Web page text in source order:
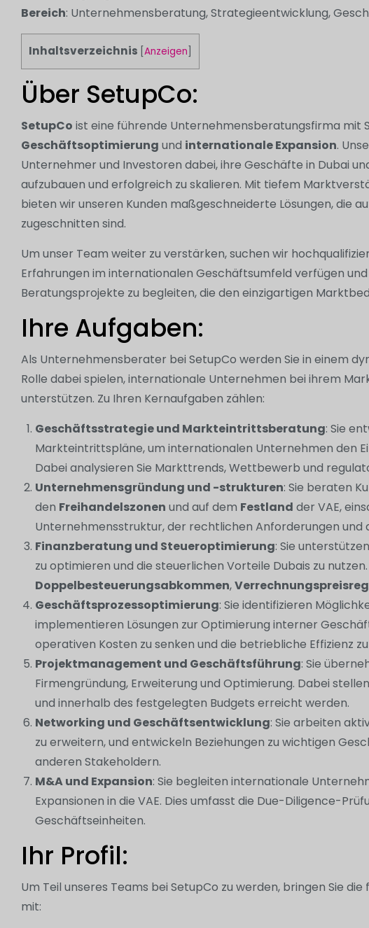
Bereich: Unternehmensberatung, Strategieentwicklung,
Inhaltsverzeichnis Anzeigen
Über SetupCo:
SetupCo ist eine führende Unternehmensberatungsfirma mit
Geschäftsoptimierung und internationale Expansion.
Unternehmer und Investoren dabei, ihre Geschäfte in Dubai
aufzubauen und erfolgreich zu skalieren. Mit tiefem
bieten wir unseren Kunden maßgeschneiderte Lösungen, die
zugeschnitten sind.
Um unser Team weiter zu verstärken, suchen wir
Erfahrungen im internationalen Geschäftsumfeld verfügen
Beratungsprojekte zu begleiten, die den einzigartigen
Ihre Aufgaben:
Als Unternehmensberater bei SetupCo werden Sie in einem
Rolle dabei spielen, internationale Unternehmen bei ihrem
unterstützen. Zu Ihren Kernaufgaben zählen:
Geschäftsstrategie und Markteintrittsberatung: Sie
Markteintrittspläne, um internationalen Unternehmen den
Dabei analysieren Sie Markttrends, Wettbewerb und
Unternehmensgründung und -strukturen: Sie beraten
den Freihandelszonen und auf dem Festland der VAE,
Unternehmensstruktur, der rechtlichen Anforderungen und
Finanzberatung und Steueroptimierung: Sie
zu optimieren und die steuerlichen Vorteile Dubais zu
Doppelbesteuerungsabkommen,
Geschäftsprozessoptimierung: Sie identifizieren
implementieren Lösungen zur Optimierung interner
operativen Kosten zu senken und die betriebliche Effizienz
Projektmanagement und Geschäftsführung: Sie
Firmengründung, Erweiterung und Optimierung. Dabei
und innerhalb des festgelegten Budgets erreicht werden.
Networking und Geschäftsentwicklung: Sie arbeiten
zu erweitern, und entwickeln Beziehungen zu wichtigen
anderen Stakeholdern.
M&A und Expansion: Sie begleiten internationale
Expansionen in die VAE. Dies umfasst die Due-Diligence-
Geschäftseinheiten.
Ihr Profil:
Um Teil unseres Teams bei SetupCo zu werden, bringen Sie
mit: